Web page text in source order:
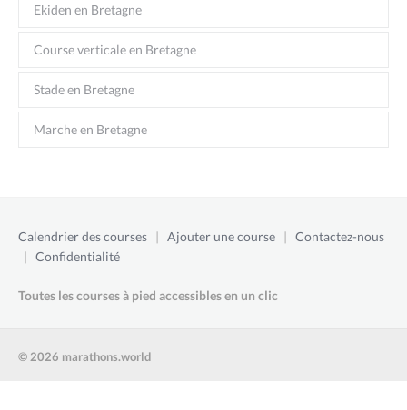
Ekiden en Bretagne
Course verticale en Bretagne
Stade en Bretagne
Marche en Bretagne
Calendrier des courses | Ajouter une course | Contactez-nous
| Confidentialité
Toutes les courses à pied accessibles en un clic
© 2026 marathons.world